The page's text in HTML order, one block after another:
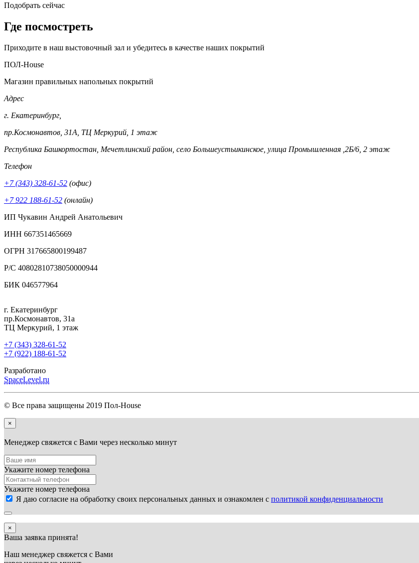
Подобрать сейчас
Где посмостреть
Приходите в наш выстовочный зал и убедитесь в качестве наших покрытий
ПОЛ-House
Магазин правильных напольных покрытий
Адрес
г. Екатеринбург,
пр.Космонавтов, 31А, ТЦ Меркурий, 1 этаж
Республика Башкортостан, Мечетлинский район, село Большеустьикинское, улица Промышленная ,2Б/6, 2 этаж
Телефон
+7 (343) 328-61-52 (офис)
+7 922 188-61-52 (онлайн)
ИП Чукавин Андрей Анатольевич
ИНН 667351465669
ОГРН 317665800199487
Р/С 40802810738050000944
БИК 046577964
г. Екатеринбург
пр.Космонавтов, 31а
ТЦ Меркурий, 1 этаж
+7 (343) 328-61-52
+7 (922) 188-61-52
Разработано
SpaceLevel.ru
© Все права защищены 2019 Пол-House
×
Менеджер свяжется с Вами через несколько минут
Укажите номер телефона
Укажите номер телефона
Я даю согласие на обработку своих персональных данных и ознакомлен с политикой конфиденциальности
×
Ваша заявка принята!
Наш менеджер свяжется с Вами